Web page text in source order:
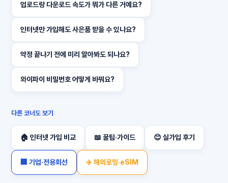
업로드랑 다운로드 속도가 뭐가 다른 거예요?
인터넷만 가입해도 사은품 받을 수 있나요?
약정 끝나기 전에 미리 알아봐도 되나요?
와이파이 비밀번호 어떻게 바꿔요?
다른 코너도 보기
🏠 인터넷 가입 비교 📖 꿀팁·가이드 😊 실가입 후기
🏢 기업·전용회선 ✈️ 해외로밍·eSIM